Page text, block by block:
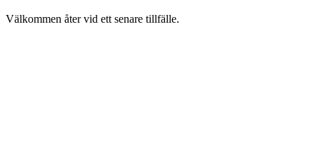
Välkommen åter vid ett senare tillfälle.